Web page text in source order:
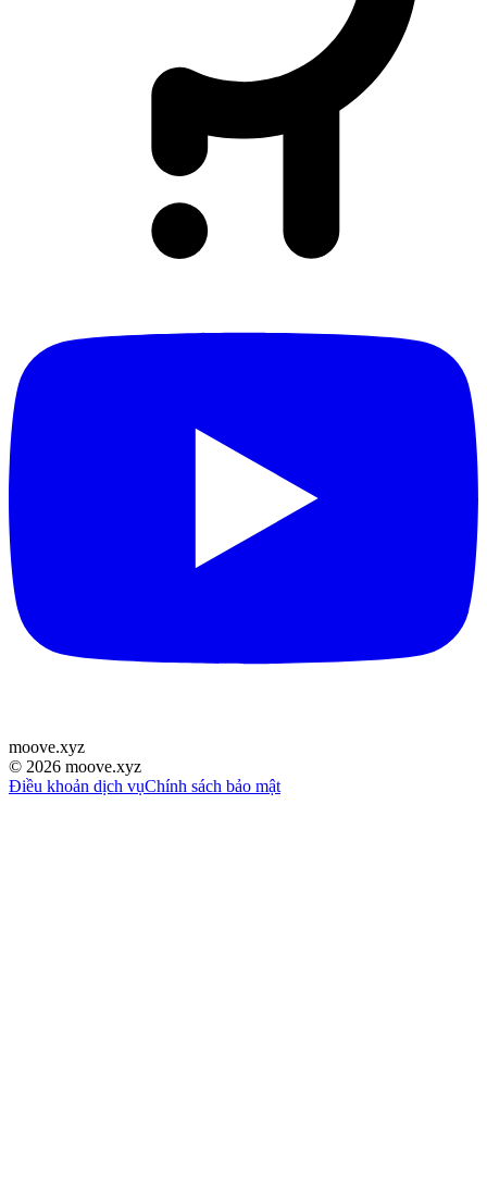
moove.xyz
© 2026 moove.xyz
Điều khoản dịch vụChính sách bảo mật